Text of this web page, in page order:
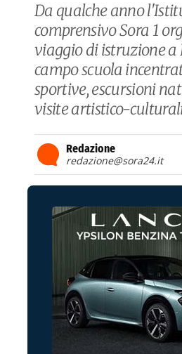
Da qualche anno
comprensivo Sora 1
viaggio di istruzione a
campo scuola
sportive, escursioni
visite artistico-
Redazione
redazione@sora24.it